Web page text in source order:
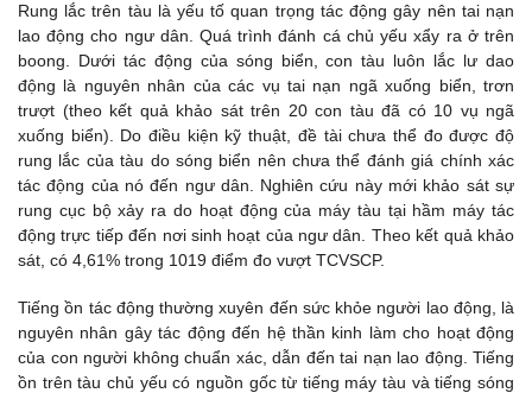
Rung lắc trên tàu là yếu tố quan trọng tác động gây nên tai nạn
lao động cho ngư dân. Quá trình đánh cá chủ yếu xẩy ra ở trên
boong. Dưới tác động của sóng biển, con tàu luôn lắc lư dao
động là nguyên nhân của các vụ tai nạn ngã xuống biển, trơn
trượt (theo kết quả khảo sát trên 20 con tàu đã có 10 vụ ngã
xuống biển). Do điều kiện kỹ thuật, đề tài chưa thể đo được độ
rung lắc của tàu do sóng biển nên chưa thể đánh giá chính xác
tác động của nó đến ngư dân. Nghiên cứu này mới khảo sát sự
rung cục bộ xảy ra do hoạt động của máy tàu tại hầm máy tác
động trực tiếp đến nơi sinh hoạt của ngư dân. Theo kết quả khảo
sát, có 4,61% trong 1019 điểm đo vượt TCVSCP.
Tiếng ồn tác động thường xuyên đến sức khỏe người lao động, là
nguyên nhân gây tác động đến hệ thần kinh làm cho hoạt động
của con người không chuẩn xác, dẫn đến tai nạn lao động. Tiếng
ồn trên tàu chủ yếu có nguồn gốc từ tiếng máy tàu và tiếng sóng